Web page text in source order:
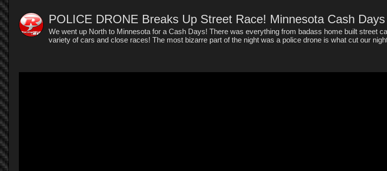
POLICE DRONE Breaks Up Street Race! Minnesota Cash Days
We went up North to Minnesota for a Cash Days! There was everything from badass home built street
variety of cars and close races! The most bizarre part of the night was a police drone is what cut our